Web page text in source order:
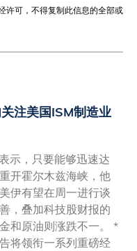
许可，不得复制此信息的全部或
注美国ISM制造业
示，只要能够迅速达
开霍尔木兹海峡，他
伊有望在周一进行谈
，叠加科技股财报的
和原油则涨跌不一。 *
将领衔一系列重磅经